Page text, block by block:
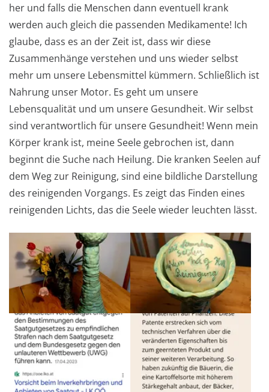
her und falls die Menschen dann eventuell krank
werden auch gleich die passenden Medikamente! Ich
glaube, dass es an der Zeit ist, dass wir diese
Zusammenhänge verstehen und uns wieder selbst
mehr um unsere Lebensmittel kümmern. Schließlich ist
Nahrung unser Motor. Es geht um unsere
Lebensqualität und um unsere Gesundheit. Wir selbst
sind verantwortlich für unsere Gesundheit! Wenn mein
Körper krank ist, meine Seele gebrochen ist, dann
beginnt die Suche nach Heilung. Die kranken Seelen auf
dem Weg zur Reinigung, sind eine bildliche Darstellung
des reinigenden Vorgangs. Es zeigt das Finden eines
reinigenden Lichts, das die Seele wieder leuchten lässt.